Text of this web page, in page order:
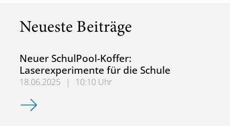
Neueste Beiträge
Neuer SchulPool-Koffer:
Laserexperimente für die Schule
18.06.2025 |
10:10 Uhr
Neuer SchulPool-Koffer: Laserexperimente für die Schule